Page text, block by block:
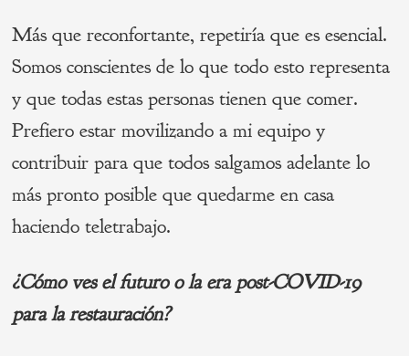
Más que reconfortante, repetiría que es esencial.
Somos conscientes de lo que todo esto representa
y que todas estas personas tienen que comer.
Prefiero estar movilizando a mi equipo y
contribuir para que todos salgamos adelante lo
más pronto posible que quedarme en casa
haciendo teletrabajo.
¿Cómo ves el futuro o la era post-COVID-19
para la restauración?